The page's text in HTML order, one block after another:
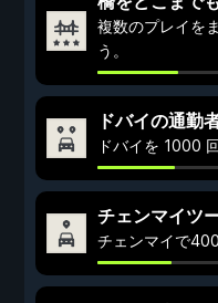
複数のプレイを
う。
ドバイの通勤
ドバイを 1000
チェンマイツ
チェンマイで